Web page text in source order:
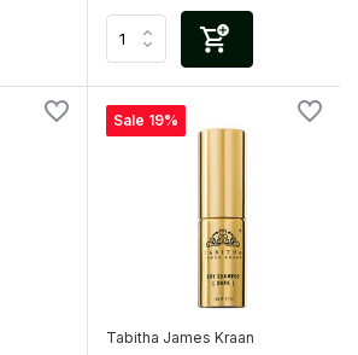
Sale 19%
Tabitha James Kraan